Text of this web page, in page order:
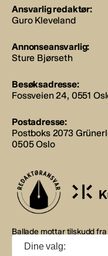
Ansvarlig redaktør:
Guro Kleveland
Annonseansvarlig:
Sture Bjørseth
Besøksadresse:
Fossveien 24, 0551
Postadresse:
Postboks 2073
0505 Oslo
Ballade mottar tilskudd
støtte fra eierne NOPA,
Musikkforleggerne.
Dine valg: